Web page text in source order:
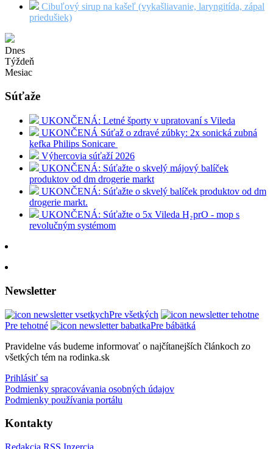
Cibuľový sirup na kašeľ (vykašliavanie, laryngitída, zápal
priedušiek)
Dnes
Týždeň
Mesiac
Súťaže
UKONČENÁ: Letné športy v upratovaní s Vileda
UKONČENÁ Súťaž o zdravé zúbky: 2x sonická zubná
kefka Philips Sonicare
Výhercovia súťaží 2026
UKONČENÁ: Súťažte o skvelý májový balíček
produktov od dm drogerie markt
UKONČENÁ: Súťažte o skvelý balíček produktov od dm
drogerie markt.
UKONČENÁ: Súťažte o 5x Vileda H₂prO - mop s
revolučným systémom
Newsletter
Pre všetkých
Pre tehotné
Pre bábätká
Pravidelne vás budeme informovať o najčítanejších článkoch zo
všetkých tém na rodinka.sk
Prihlásiť sa
Podmienky spracovávania osobných údajov
Podmienky používania portálu
Kontakty
Redakcia RSS Inzercia